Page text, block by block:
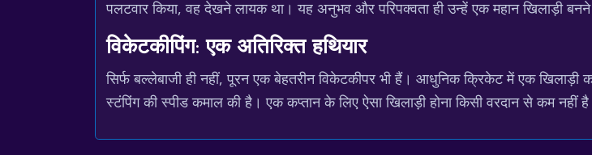
पलटवार किया, वह देखने लायक था। यह अनुभव और परिपक्वता ही उन्हें एक महान खिलाड़ी
विकेटकीपिंग: एक अतिरिक्त हथियार
सिर्फ बल्लेबाजी ही नहीं, पूरन एक बेहतरीन विकेटकीपर भी हैं। आधुनिक क्रिकेट में एक
स्टंपिंग की स्पीड कमाल की है। एक कप्तान के लिए ऐसा खिलाड़ी होना किसी वरदान से कम